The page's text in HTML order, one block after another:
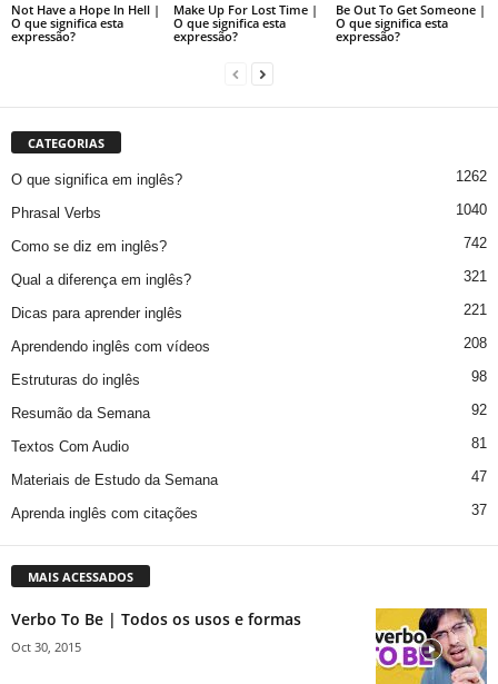
Not Have a Hope In Hell |
O que significa esta
expressão?
Make Up For Lost Time |
O que significa esta
expressão?
Be Out To Get Someone |
O que significa esta
expressão?
CATEGORIAS
O que significa em inglês? 1262
Phrasal Verbs 1040
Como se diz em inglês? 742
Qual a diferença em inglês? 321
Dicas para aprender inglês 221
Aprendendo inglês com vídeos 208
Estruturas do inglês 98
Resumão da Semana 92
Textos Com Audio 81
Materiais de Estudo da Semana 47
Aprenda inglês com citações 37
MAIS ACESSADOS
Verbo To Be | Todos os usos e formas
Oct 30, 2015